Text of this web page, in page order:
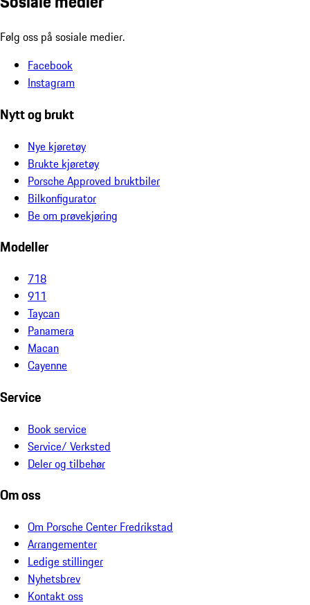
Følg oss på sosiale medier.
Facebook
Instagram
Nytt og brukt
Nye kjøretøy
Brukte kjøretøy
Porsche Approved bruktbiler
Bilkonfigurator
Be om prøvekjøring
Modeller
718
911
Taycan
Panamera
Macan
Cayenne
Service
Book service
Service/ Verksted
Deler og tilbehør
Om oss
Om Porsche Center Fredrikstad
Arrangementer
Ledige stillinger
Nyhetsbrev
Kontakt oss